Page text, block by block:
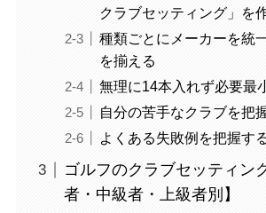
クラブセッティング」を
種類ごとにメーカーを統
を揃える
無理に14本入れず必要最
自分の苦手なクラブを把
よくある失敗例を把握す
ゴルフのクラブセッティン
者・中級者・上級者別】